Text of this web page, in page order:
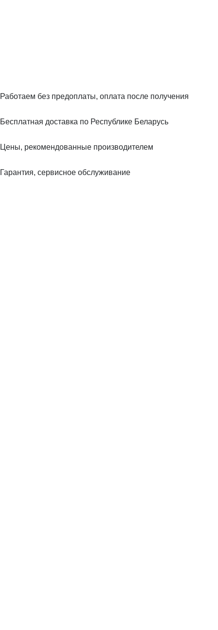
Работаем без предоплаты, оплата после получения
Бесплатная доставка по Республике Беларусь
Цены, рекомендованные производителем
Гарантия, сервисное обслуживание